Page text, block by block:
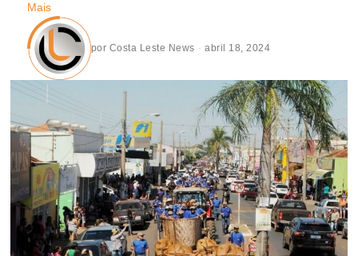
Mais
por Costa Leste News abril 18, 2024